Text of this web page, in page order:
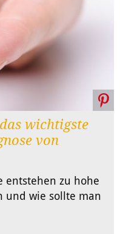
wichtigste
von
entstehen zu hohe
und wie sollte man